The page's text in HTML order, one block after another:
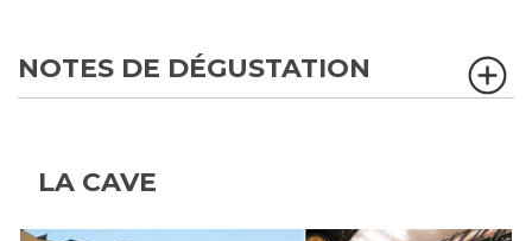
NOTES DE DÉGUSTATION
LA CAVE